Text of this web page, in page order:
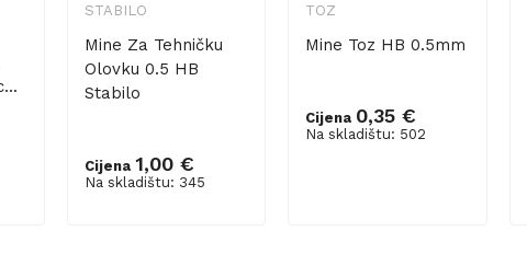
STABILO
Mine Za Tehničku
Olovku 0.5 HB
Stabilo
Cijena 1,00 €
Na skladištu: 345
Dodaj u košaricu
TOZ
Mine Toz HB 0.5mm
Cijena 0,35 €
Na skladištu: 502